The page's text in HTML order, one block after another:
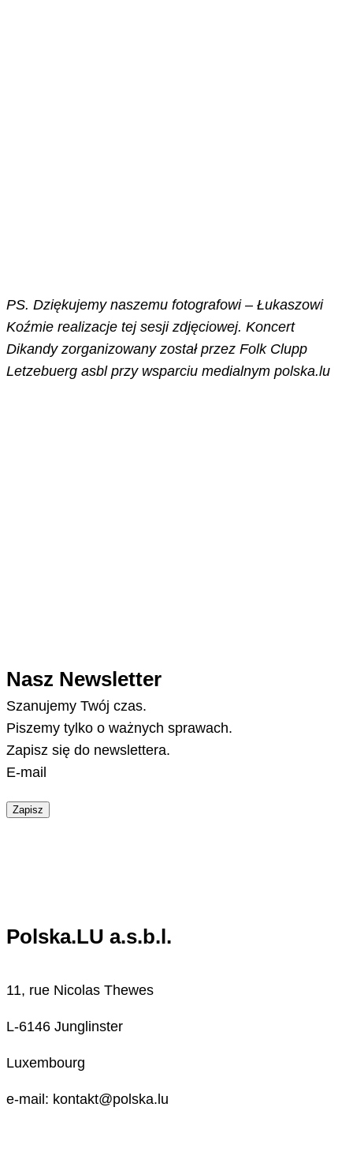
PS. Dziękujemy naszemu fotografowi – Łukaszowi
Koźmie realizacje tej sesji zdjęciowej. Koncert
Dikandy zorganizowany został przez Folk Clupp
Letzebuerg asbl przy wsparciu medialnym polska.lu
Nasz Newsletter
Szanujemy Twój czas.
Piszemy tylko o ważnych sprawach.
Zapisz się do newslettera.
E-mail
Zapisz
Polska.LU a.s.b.l.
11, rue Nicolas Thewes
L-6146 Junglinster
Luxembourg
e-mail: kontakt@polska.lu